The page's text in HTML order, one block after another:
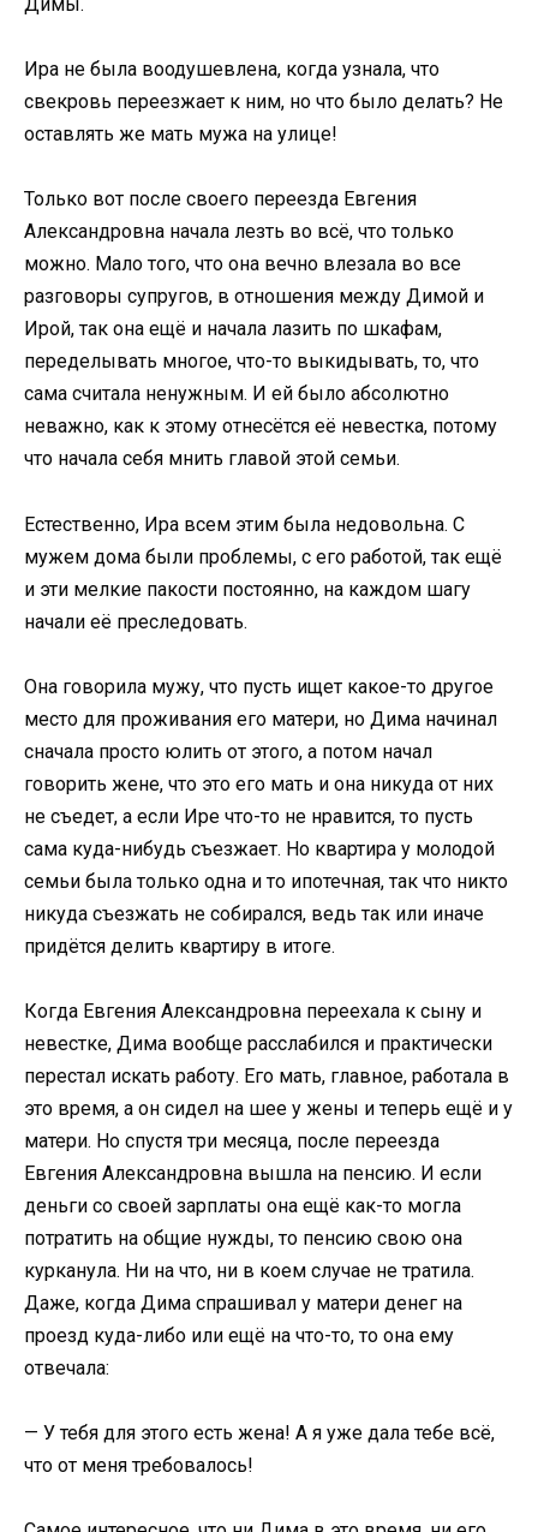
Ира не была воодушевлена, когда узнала, что
свекровь переезжает к ним, но что было делать? Не
оставлять же мать мужа на улице!
Только вот после своего переезда Евгения
Александровна начала лезть во всё, что только
можно. Мало того, что она вечно влезала во все
разговоры супругов, в отношения между Димой и
Ирой, так она ещё и начала лазить по шкафам,
переделывать многое, что-то выкидывать, то, что
сама считала ненужным. И ей было абсолютно
неважно, как к этому отнесётся её невестка, потому
что начала себя мнить главой этой семьи.
Естественно, Ира всем этим была недовольна. С
мужем дома были проблемы, с его работой, так ещё
и эти мелкие пакости постоянно, на каждом шагу
начали её преследовать.
Она говорила мужу, что пусть ищет какое-то другое
место для проживания его матери, но Дима начинал
сначала просто юлить от этого, а потом начал
говорить жене, что это его мать и она никуда от них
не съедет, а если Ире что-то не нравится, то пусть
сама куда-нибудь съезжает. Но квартира у молодой
семьи была только одна и то ипотечная, так что никто
никуда съезжать не собирался, ведь так или иначе
придётся делить квартиру в итоге.
Когда Евгения Александровна переехала к сыну и
невестке, Дима вообще расслабился и практически
перестал искать работу. Его мать, главное, работала в
это время, а он сидел на шее у жены и теперь ещё и у
матери. Но спустя три месяца, после переезда
Евгения Александровна вышла на пенсию. И если
деньги со своей зарплаты она ещё как-то могла
потратить на общие нужды, то пенсию свою она
курканула. Ни на что, ни в коем случае не тратила.
Даже, когда Дима спрашивал у матери денег на
проезд куда-либо или ещё на что-то, то она ему
отвечала:
— У тебя для этого есть жена! А я уже дала тебе всё,
что от меня требовалось!